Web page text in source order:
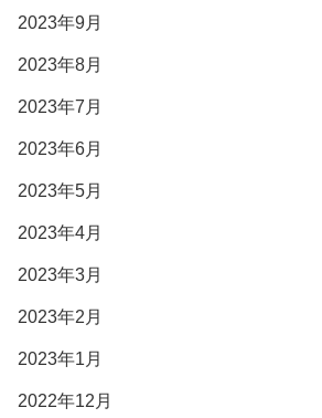
2023年9月
2023年8月
2023年7月
2023年6月
2023年5月
2023年4月
2023年3月
2023年2月
2023年1月
2022年12月